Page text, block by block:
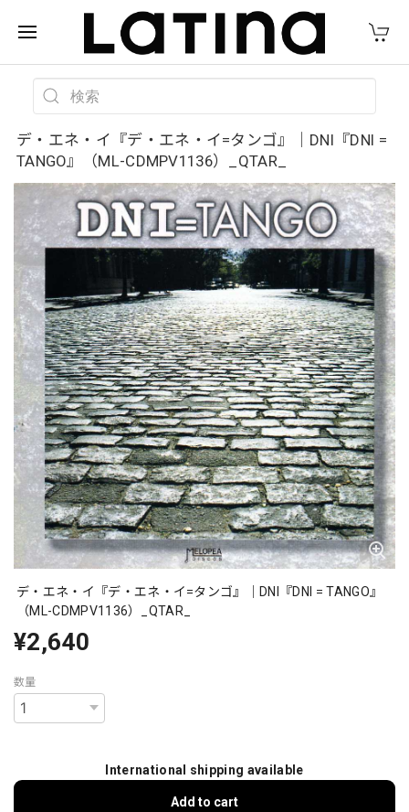
デ・エネ・イ『デ・エネ・イ=タンゴ』｜DNI『DNI =
TANGO』（ML-CDMPV1136）_QTAR_
デ・エネ・イ『デ・エネ・イ=タンゴ』｜DNI『DNI = TANGO』
（ML-CDMPV1136）_QTAR_
¥2,640
数量
International shipping available
Add to cart